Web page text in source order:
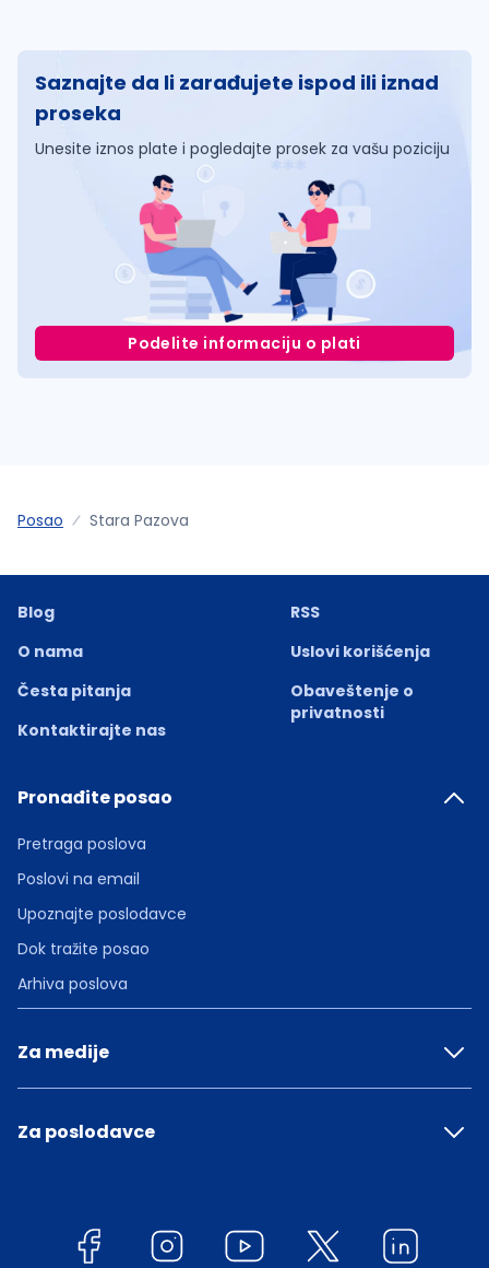
Saznajte da li zarađujete ispod ili iznad
proseka
Unesite iznos plate i pogledajte prosek za vašu poziciju
Podelite informaciju o plati
Posao Stara Pazova
Blog
O nama
Česta pitanja
Kontaktirajte nas
RSS
Uslovi korišćenja
Obaveštenje o
privatnosti
Pronađite posao
Pretraga poslova
Poslovi na email
Upoznajte poslodavce
Dok tražite posao
Arhiva poslova
Za medije
Za poslodavce